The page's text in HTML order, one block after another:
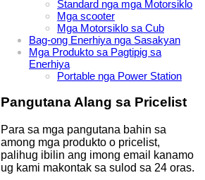
Standard nga mga Motorsiklo
Mga scooter
Mga Motorsiklo sa Cub
Bag-ong Enerhiya nga Sasakyan
Mga Produkto sa Pagtipig sa
Enerhiya
Portable nga Power Station
Pangutana Alang sa Pricelist
Para sa mga pangutana bahin sa
among mga produkto o pricelist,
palihug ibilin ang imong email kanamo
ug kami makontak sa sulod sa 24 oras.